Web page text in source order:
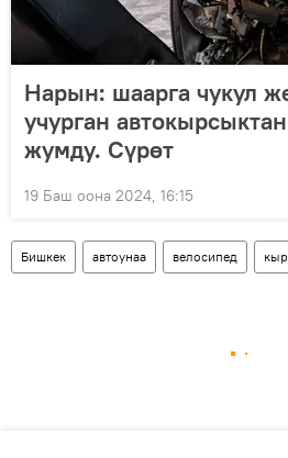
Нарын: шаарга чукул
учурган
жумду. Сүрөт
19 Баш оона 2024, 16:15
Бишкек автоунаа велосипед